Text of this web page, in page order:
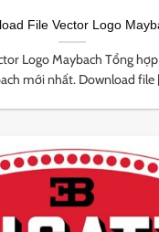
File Vector Logo
Logo Maybach Tổng
mới nhất. Download file